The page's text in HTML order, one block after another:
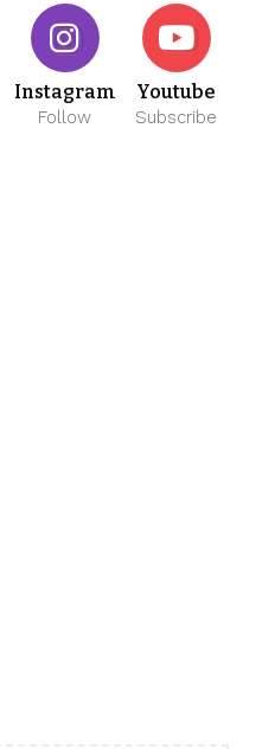
Instagram
Follow
Youtube
Subscribe